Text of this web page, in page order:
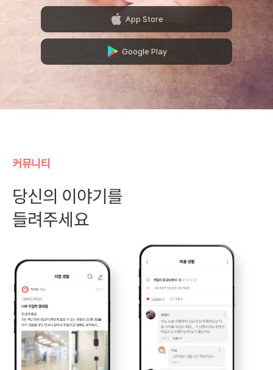
App Store
Google Play
커뮤니티
당신의 이야기를
들려주세요